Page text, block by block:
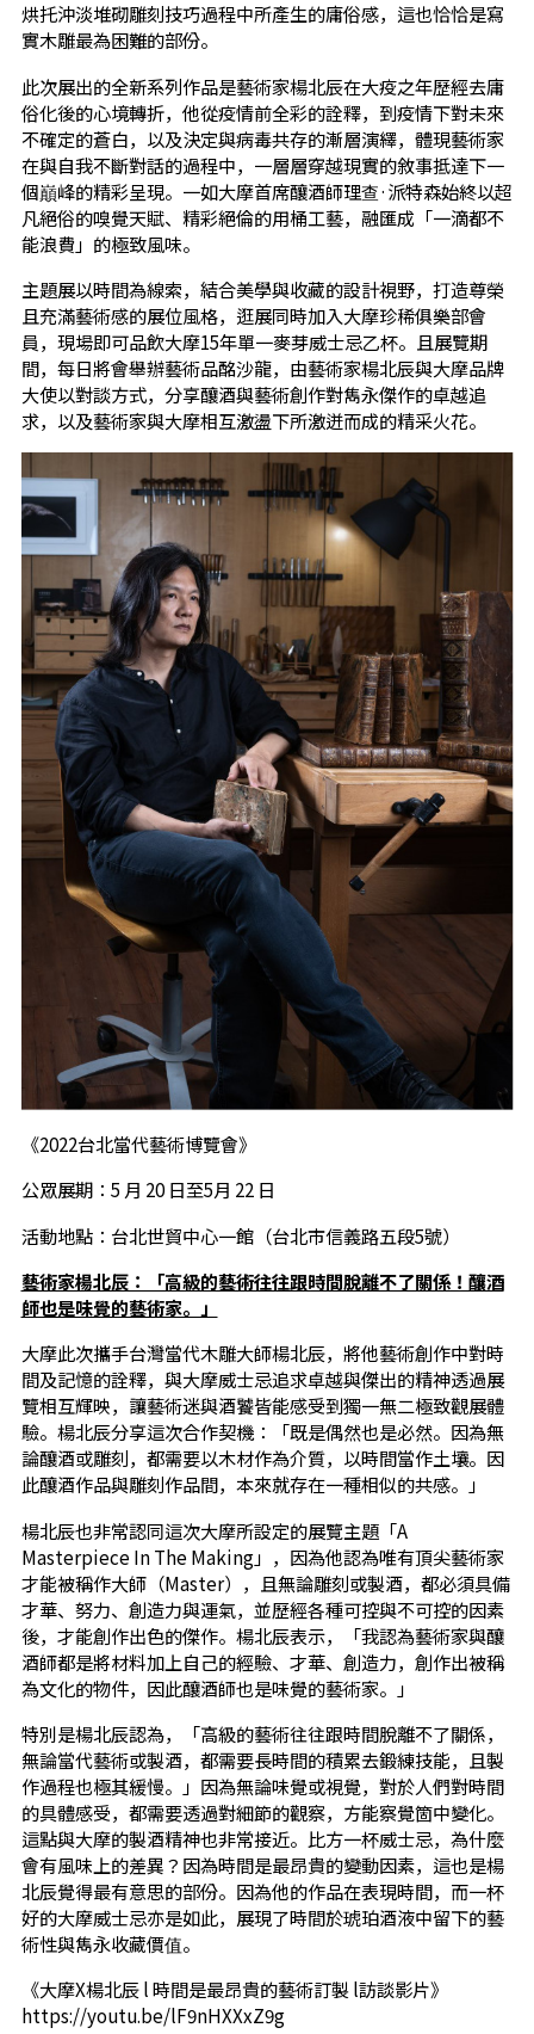
烘托沖淡堆砌雕刻技巧過程中所產生的庸俗感，這也恰恰是寫
實木雕最為困難的部份。
此次展出的全新系列作品是藝術家楊北辰在大疫之年歷經去庸
俗化後的心境轉折，他從疫情前全彩的詮釋，到疫情下對未來
不確定的蒼白，以及決定與病毒共存的漸層演繹，體現藝術家
在與自我不斷對話的過程中，一層層穿越現實的敘事抵達下一
個巔峰的精彩呈現。一如大摩首席釀酒師理查·派特森始終以超
凡絕俗的嗅覺天賦、精彩絕倫的用桶工藝，融匯成「一滴都不
能浪費」的極致風味。
主題展以時間為線索，結合美學與收藏的設計視野，打造尊榮
且充滿藝術感的展位風格，逛展同時加入大摩珍稀俱樂部會
員，現場即可品飲大摩15年單一麥芽威士忌乙杯。且展覽期
間，每日將會舉辦藝術品酩沙龍，由藝術家楊北辰與大摩品牌
大使以對談方式，分享釀酒與藝術創作對雋永傑作的卓越追
求，以及藝術家與大摩相互激盪下所激迸而成的精采火花。
《2022台北當代藝術博覽會》
公眾展期：5 月 20 日至5月 22 日
活動地點：台北世貿中心一館（台北市信義路五段5號）
藝術家楊北辰：「高級的藝術往往跟時間脫離不了關係！釀酒
師也是味覺的藝術家。」
大摩此次攜手台灣當代木雕大師楊北辰，將他藝術創作中對時
間及記憶的詮釋，與大摩威士忌追求卓越與傑出的精神透過展
覽相互輝映，讓藝術迷與酒饕皆能感受到獨一無二極致觀展體
驗。楊北辰分享這次合作契機：「既是偶然也是必然。因為無
論釀酒或雕刻，都需要以木材作為介質，以時間當作土壤。因
此釀酒作品與雕刻作品間，本來就存在一種相似的共感。」
楊北辰也非常認同這次大摩所設定的展覽主題「A
Masterpiece In The Making」，因為他認為唯有頂尖藝術家
才能被稱作大師（Master），且無論雕刻或製酒，都必須具備
才華、努力、創造力與運氣，並歷經各種可控與不可控的因素
後，才能創作出色的傑作。楊北辰表示，「我認為藝術家與釀
酒師都是將材料加上自己的經驗、才華、創造力，創作出被稱
為文化的物件，因此釀酒師也是味覺的藝術家。」
特別是楊北辰認為，「高級的藝術往往跟時間脫離不了關係，
無論當代藝術或製酒，都需要長時間的積累去鍛練技能，且製
作過程也極其緩慢。」因為無論味覺或視覺，對於人們對時間
的具體感受，都需要透過對細節的觀察，方能察覺箇中變化。
這點與大摩的製酒精神也非常接近。比方一杯威士忌，為什麼
會有風味上的差異？因為時間是最昂貴的變動因素，這也是楊
北辰覺得最有意思的部份。因為他的作品在表現時間，而一杯
好的大摩威士忌亦是如此，展現了時間於琥珀酒液中留下的藝
術性與雋永收藏價值。
《大摩X楊北辰 l 時間是最昂貴的藝術訂製 l訪談影片》
https://youtu.be/lF9nHXXxZ9g